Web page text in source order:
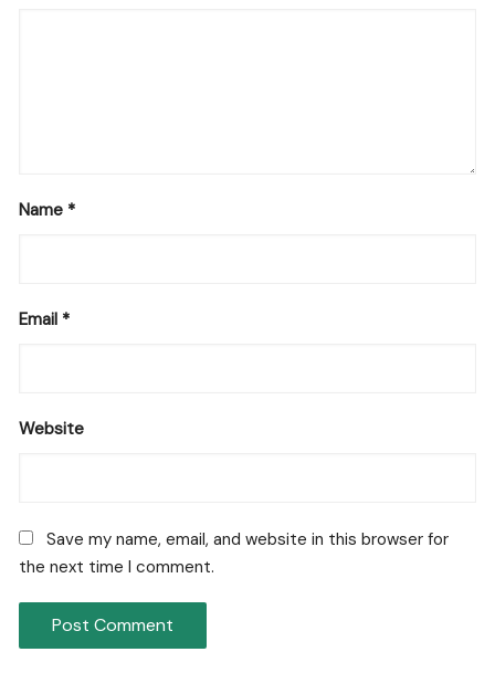
Name *
Email *
Website
Save my name, email, and website in this browser for
the next time I comment.